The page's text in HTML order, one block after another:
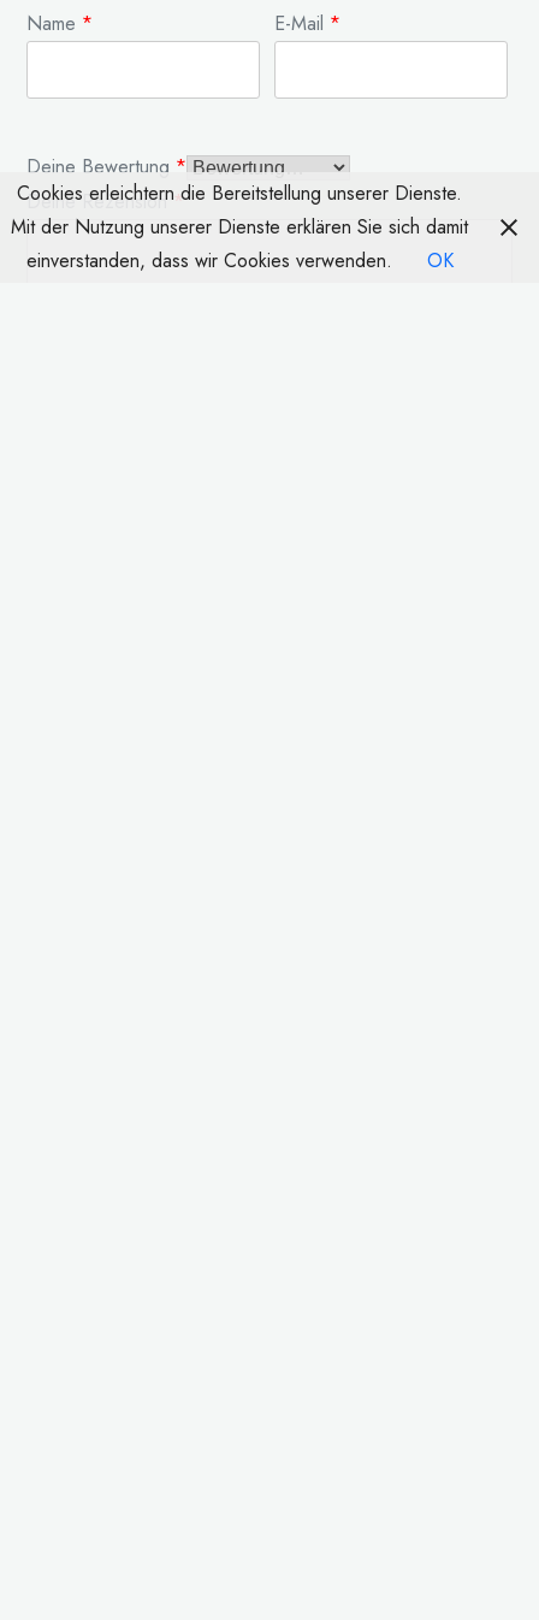
Name * E-Mail *
Deine Bewertung *
Deine Rezension*
Cookies erleichtern die Bereitstellung unserer Dienste.
Mit der Nutzung unserer Dienste erklären Sie sich damit
einverstanden, dass wir Cookies verwenden.
OK